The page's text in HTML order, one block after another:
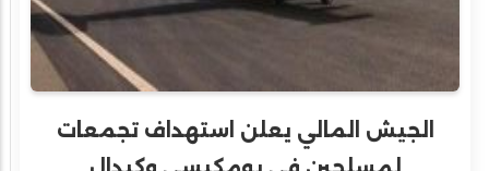
الجيش المالي يعلن استهداف تجمعات